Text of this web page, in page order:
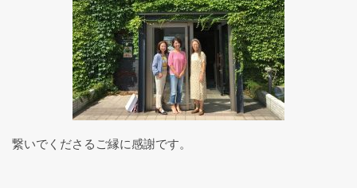
繋いでくださるご縁に感謝です。